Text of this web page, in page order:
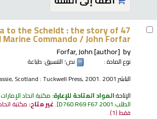
to the Scheldt : the story of 47
Marine Commando /John Forfar.
by
Forfar, John[author]
نوع المادة : نص؛ التنسيق: طباعة
الناشر:Scotland : Tuckwell Press, 2001. 2001
الإتاحة:المواد المتاحة للإعارة: مكتبة اتحاد الإمارات
الطلب:D760.R69 F67 2001
.غير متاح: مكتبة
فقط(1).